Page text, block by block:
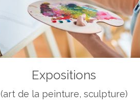
Expositions
(art de la peinture, sculpture)